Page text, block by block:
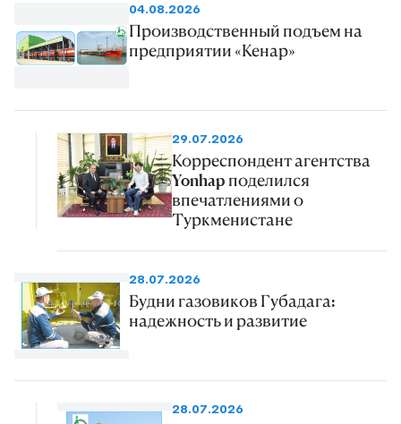
04.08.2026
Производственный подъем на
предприятии «Кенар»
29.07.2026
Корреспондент агентства
Yonhap поделился
впечатлениями о
Туркменистане
28.07.2026
Будни газовиков Губадага:
надежность и развитие
28.07.2026